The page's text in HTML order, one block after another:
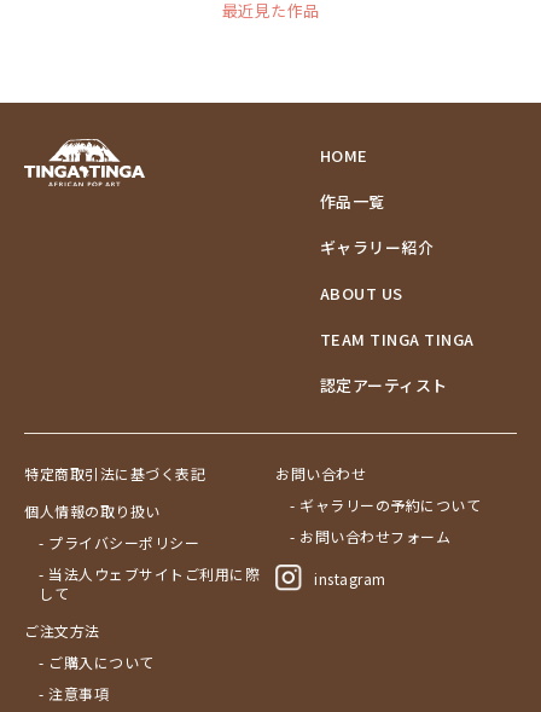
最近見た作品
HOME
作品一覧
ギャラリー紹介
ABOUT US
TEAM TINGA TINGA
認定アーティスト
特定商取引法に基づく表記
個人情報の取り扱い
- プライバシーポリシー
- 当法人ウェブサイトご利用に際
して
ご注文方法
- ご購入について
- 注意事項
お問い合わせ
- ギャラリーの予約について
- お問い合わせフォーム
instagram